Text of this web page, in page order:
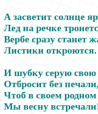
А засветит солнце
Лед на речке
Вербе сразу станет
Листики откроются.
И шубку серую свою
Отбросит без
Чтоб в своем
Мы весну